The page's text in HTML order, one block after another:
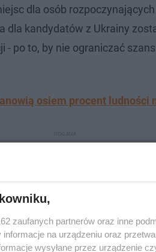
dla osób
dla kandydatów z Ukrainy
po to, by nie ograniczać
osiem procent ludności
zaufanych partnerów oraz inne
informacje na urządzeniu oraz
wysyłane przez urządzenie